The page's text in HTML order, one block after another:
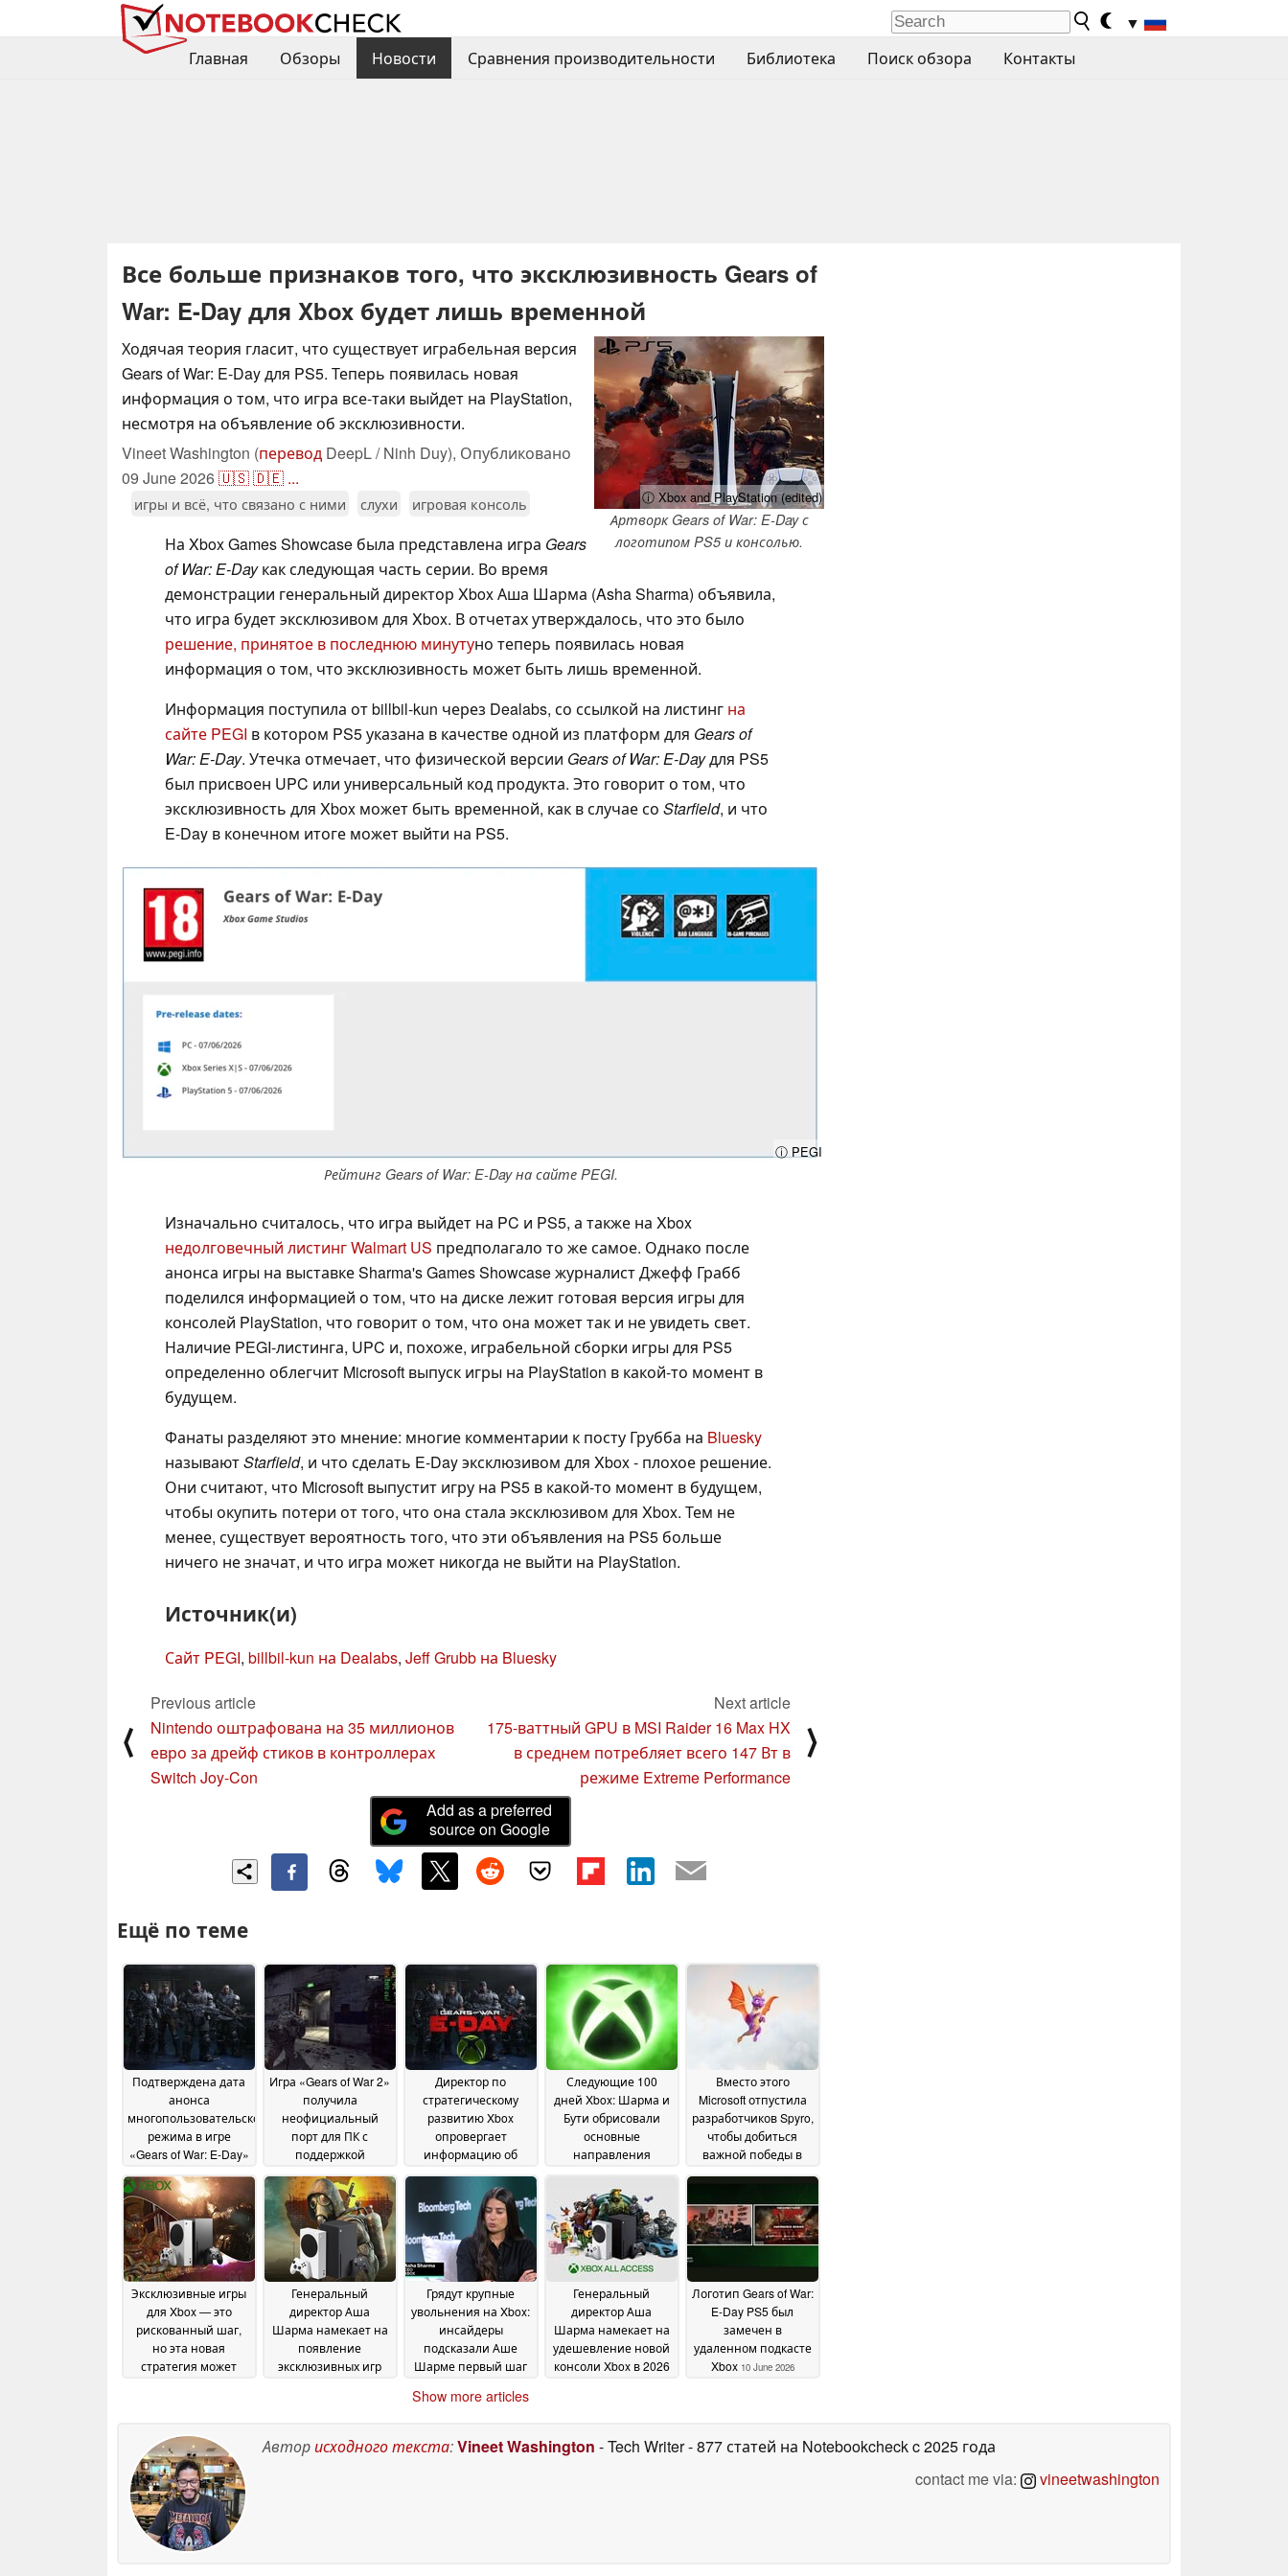
▼
Главная
Обзоры Новости Сравнения производительности Библиотека Поиск обзора Контакты
Все больше признаков того, что эксклюзивность Gears of
War: E-Day для Xbox будет лишь временной
ⓘ Xbox and PlayStation (edited)
Артворк Gears of War: E-Day с
логотипом PS5 и консолью.
Ходячая теория гласит, что существует играбельная версия
Gears of War: E-Day для PS5. Теперь появилась новая
информация о том, что игра все-таки выйдет на PlayStation,
несмотря на объявление об эксклюзивности.
Vineet Washington (перевод DeepL / Ninh Duy), Опубликовано
09 June 2026🇺🇸🇩🇪 ...
игры и всё, что связано с ними слухи игровая консоль
На Xbox Games Showcase была представлена игра Gears
of War: E-Dayкак следующая часть серии. Во время
демонстрации генеральный директор Xbox Аша Шарма (Asha Sharma) объявила,
что игра будет эксклюзивом для Xbox. В отчетах утверждалось, что это было
решение, принятое в последнюю минутуно теперь появилась новая
информация о том, что эксклюзивность может быть лишь временной.
Информация поступила от billbil-kun через Dealabs, со ссылкой на листинг на
сайте PEGI в котором PS5 указана в качестве одной из платформ для Gears of
War: E-Day. Утечка отмечает, что физической версии Gears of War: E-Dayдля PS5
был присвоен UPC или универсальный код продукта. Это говорит о том, что
эксклюзивность для Xbox может быть временной, как в случае со Starfield, и что
E-Day в конечном итоге может выйти на PS5.
ⓘ PEGI
Рейтинг Gears of War: E-Day на сайте PEGI.
Изначально считалось, что игра выйдет на PC и PS5, а также на Xbox
недолговечный листинг Walmart US предполагало то же самое. Однако после
анонса игры на выставке Sharma's Games Showcase журналист Джефф Грабб
поделился информацией о том, что на диске лежит готовая версия игры для
консолей PlayStation, что говорит о том, что она может так и не увидеть свет.
Наличие PEGI-листинга, UPC и, похоже, играбельной сборки игры для PS5
определенно облегчит Microsoft выпуск игры на PlayStation в какой-то момент в
будущем.
Фанаты разделяют это мнение: многие комментарии к посту Грубба на Bluesky
называютStarfield, и что сделать E-Day эксклюзивом для Xbox - плохое решение.
Они считают, что Microsoft выпустит игру на PS5 в какой-то момент в будущем,
чтобы окупить потери от того, что она стала эксклюзивом для Xbox. Тем не
менее, существует вероятность того, что эти объявления на PS5 больше
ничего не значат, и что игра может никогда не выйти на PlayStation.
Источник(и)
Сайт PEGI, billbil-kun на Dealabs, Jeff Grubb на Bluesky
⟨
Previous article
Nintendo оштрафована на 35 миллионов
евро за дрейф стиков в контроллерах
Switch Joy-Con
Next article
175-ваттный GPU в MSI Raider 16 Max HX
в среднем потребляет всего 147 Вт в
режиме Extreme Performance
⟩
Add as a preferred
source on Google
Ещё по теме
Подтверждена дата
анонса
многопользовательского
режима в игре
«Gears of War: E-Day»
23 July 2026
Игра «Gears of War 2»
получила
неофициальный
порт для ПК с
поддержкой
частотой 200 кадров
в секунду22 July 2026
Директор по
стратегическому
развитию Xbox
опровергает
информацию об
эксклюзивных игр
для консоли,
несмотря на
сомнения
относительно
прибыльности17 June
2026
Следующие 100
дней Xbox: Шарма и
Бути обрисовали
основные
направления
12
June 2026
Вместо этого
Microsoft отпустила
разработчиков Spyro,
чтобы добиться
важной победы в
Эксклюзивные игры
для Xbox — это
рискованный шаг,
но эта новая
стратегия может
Генеральный
директор Аша
Шарма намекает на
появление
эксклюзивных игр
несмотря на низкие
продажи консоли
Грядут крупные
увольнения на Xbox:
инсайдеры
подсказали Аше
Шарме первый шаг
бизнеса11 June 2026
Генеральный
директор Аша
Шарма намекает на
удешевление новой
консоли Xbox в 2026
Логотип Gears of War:
E-Day PS5 был
замечен в
удаленном подкасте
Xbox 10 June 2026
Show more articles
Авторисходного текста:Vineet Washington - Tech Writer- 877 статей на Notebookcheckc 2025 года
contact me via:
vineetwashington